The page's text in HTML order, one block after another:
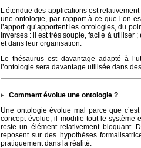
L’étendue des applications est
une ontologie, par rapport à ce que l’on
l’apport qu’apportent les ontologies, du
inverses : il est très souple, facile à utiliser
et dans leur organisation.
Le thésaurus est davantage adapté à
l’ontologie sera davantage utilisée dans
Comment évolue une ontologie ?
Une ontologie évolue mal parce que
concept évolue, il modifie tout le système
reste un élément relativement bloquant.
reposent sur des hypothèses
pratiquement dans la réalité.